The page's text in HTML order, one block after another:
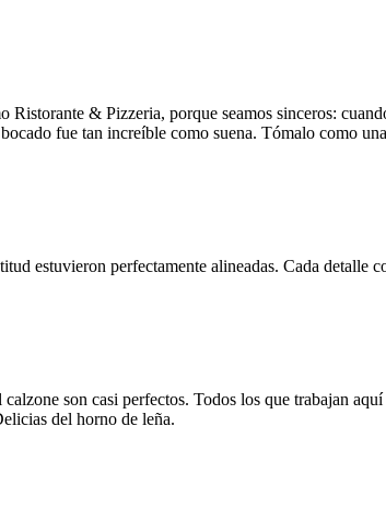
Ristorante & Pizzeria, porque seamos sinceros:
fue tan increíble como suena. Tómalo como
estuvieron perfectamente alineadas. Cada detalle
son casi perfectos. Todos los que trabajan
del horno de leña.